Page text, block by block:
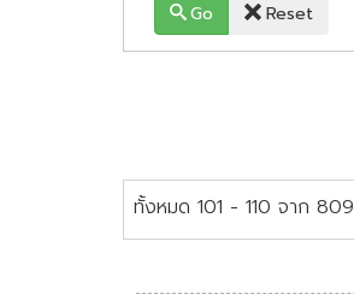
Go Reset
ทั้งหมด 101 - 110 จาก 809